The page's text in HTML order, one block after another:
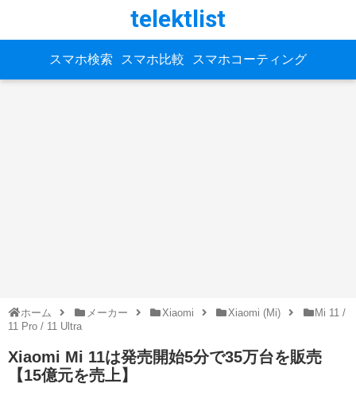
telektlist
スマホ検索 スマホ比較 スマホコーティング
ホーム メーカー Xiaomi Xiaomi (Mi)
Mi 11 /
11 Pro / 11 Ultra
Xiaomi Mi 11は発売開始5分で35万台を販売
【15億元を売上】